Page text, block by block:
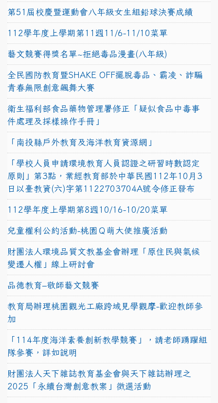
第51屆校慶暨運動會八年級女生組鉛球決賽成績
112學年度上學期第11週11/6-11/10菜單
藝文競賽得獎名單~拒絕毒品漫畫(八年級)
全民國防教育暨SHAKE OFF擺脫毒品、霸凌、詐騙
青春無限創意飆舞大賽
衛生福利部食品藥物管理署修正「疑似食品中毒事
件處理及採樣操作手冊」
「南投縣戶外教育及海洋教育資源網」
「學校人員申請環境教育人員認證之研習時數認定
原則」第3點，業經教育部於中華民國112年10月3
日以臺教資(六)字第1122703704A號令修正發布
112學年度上學期第8週10/16-10/20菜單
兒童權利公約活動-桃園Ｑ萌大使推廣活動
財團法人環境品質文教基金會辦理「原住民與氣候
變遷人權」線上研討會
品德教育–敬師藝文競賽
教育局辦理桃園觀光工廠跨域見學觀摩-歡迎教師參
加
「114年度海洋素養創新教學競賽」，請老師踴躍組
隊參賽，詳如說明
財團法人天下雜誌教育基金會與天下雜誌辦理之
2025「永續台灣創意教案」徵選活動